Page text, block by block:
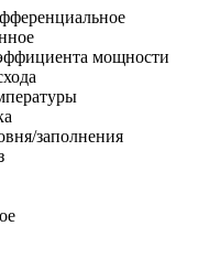
мощности
заполнения